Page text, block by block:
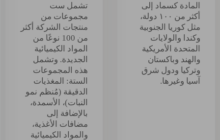
المادة كسماد إلى
أكثر من ١٠٠ دولة،
مثل كوريا الجنوبية
وكندا والولايات
المتحدة الأمريكية
والهند وباكستان
وتركيا ودول شرق
آسيا وغيرها.
تشمل ست
مجموعات من
منتجات الشركة أكثر
من 100 نوعًا من
المواد الكيميائية
الجديدة. وتشمل
هذه المجموعات
الستة: المغذيات
الدقيقة (مُنظم نمو
النبات)، الأسمدة،
بالإضافة إلى
مضافات الأغذية،
والمواد الكيميائية